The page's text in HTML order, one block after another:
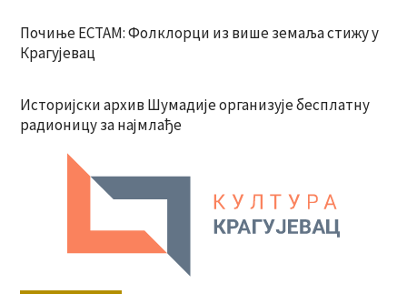
Почиње ЕСТАМ: Фолклорци из више земаља стижу у
Крагујевац
Историјски архив Шумадије организује бесплатну
радионицу за најмлађе